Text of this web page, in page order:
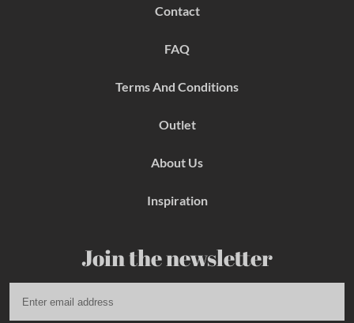
Contact
FAQ
Terms And Conditions
Outlet
About Us
Inspiration
Join the newsletter
g
a
m